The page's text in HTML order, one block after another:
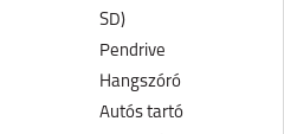
SD)
Pendrive
Hangszóró
Autós tartó